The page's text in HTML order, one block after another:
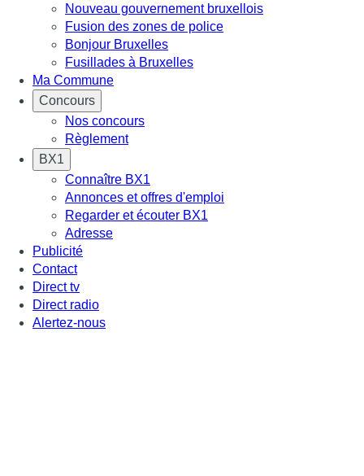
Nouveau gouvernement bruxellois
Fusion des zones de police
Bonjour Bruxelles
Fusillades à Bruxelles
Ma Commune
Concours
Nos concours
Règlement
BX1
Connaître BX1
Annonces et offres d'emploi
Regarder et écouter BX1
Adresse
Publicité
Contact
Direct tv
Direct radio
Alertez-nous